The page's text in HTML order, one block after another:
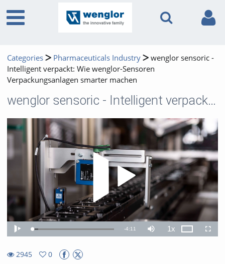
Categories Pharmaceuticals Industry
wenglor sensoric -
Intelligent verpackt: Wie wenglor-Sensoren
Verpackungsanlagen smarter machen
wenglor sensoric - Intelligent verpackt: Wie wenglor-Sensoren Verpackungsanlagen smarter machen
Play
Play Loaded:
7.30%
Remaining
-4:11 Mute 1xPlayback
Rate
2945
0